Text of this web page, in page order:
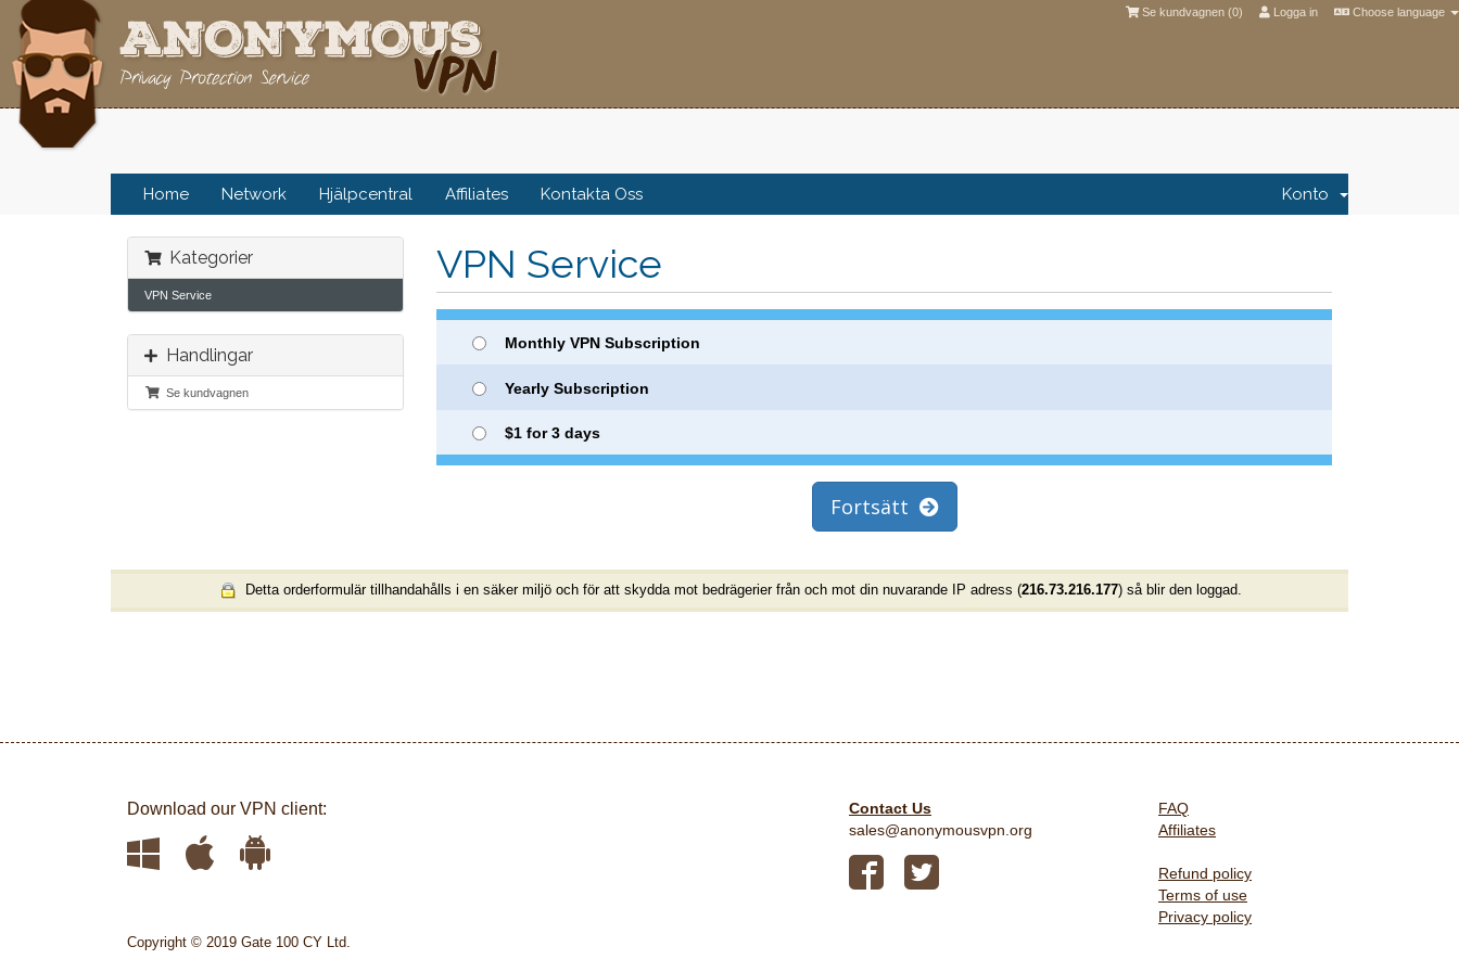
Choose language
Logga in
Se kundvagnen (0)
Home Network Hjälpcentral Affiliates Kontakta Oss Konto
VPN Service
Kategorier
VPN Service
Handlingar
Se kundvagnen
Monthly VPN Subscription
Yearly Subscription
$1 for 3 days
Fortsätt
Detta orderformulär tillhandahålls i en säker miljö och för att skydda mot bedrägerier från och mot din nuvarande IP adress (216.73.216.177) så blir den loggad.
Download our VPN client:
Contact Us
sales@anonymousvpn.org
FAQ
Affiliates
Refund policy
Terms of use
Privacy policy
Copyright © 2019 Gate 100 CY Ltd.